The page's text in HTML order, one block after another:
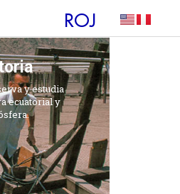
ROJ
y estudia
ecuatorial y